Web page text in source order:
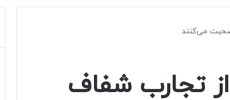
صحبت می‌کنند
از تجارب شفاف